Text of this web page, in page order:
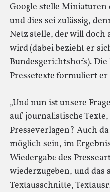
Google stelle Miniaturen
und dies sei zulässig,
Netz stelle, der will doch
wird (dabei bezieht er
Bundesgerichtshofs).
Pressetexte formuliert
„Und nun ist unsere
auf journalistische
Presseverlagen? Auch
möglich sein, im
Wiedergabe des
wiederzugeben, und das
Textausschnitte,